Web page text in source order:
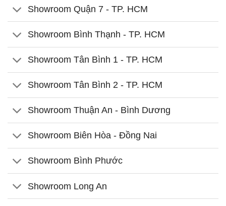
Showroom Quận 7 - TP. HCM
Showroom Bình Thạnh - TP. HCM
Showroom Tân Bình 1 - TP. HCM
Showroom Tân Bình 2 - TP. HCM
Showroom Thuận An - Bình Dương
Showroom Biên Hòa - Đồng Nai
Showroom Bình Phước
Showroom Long An